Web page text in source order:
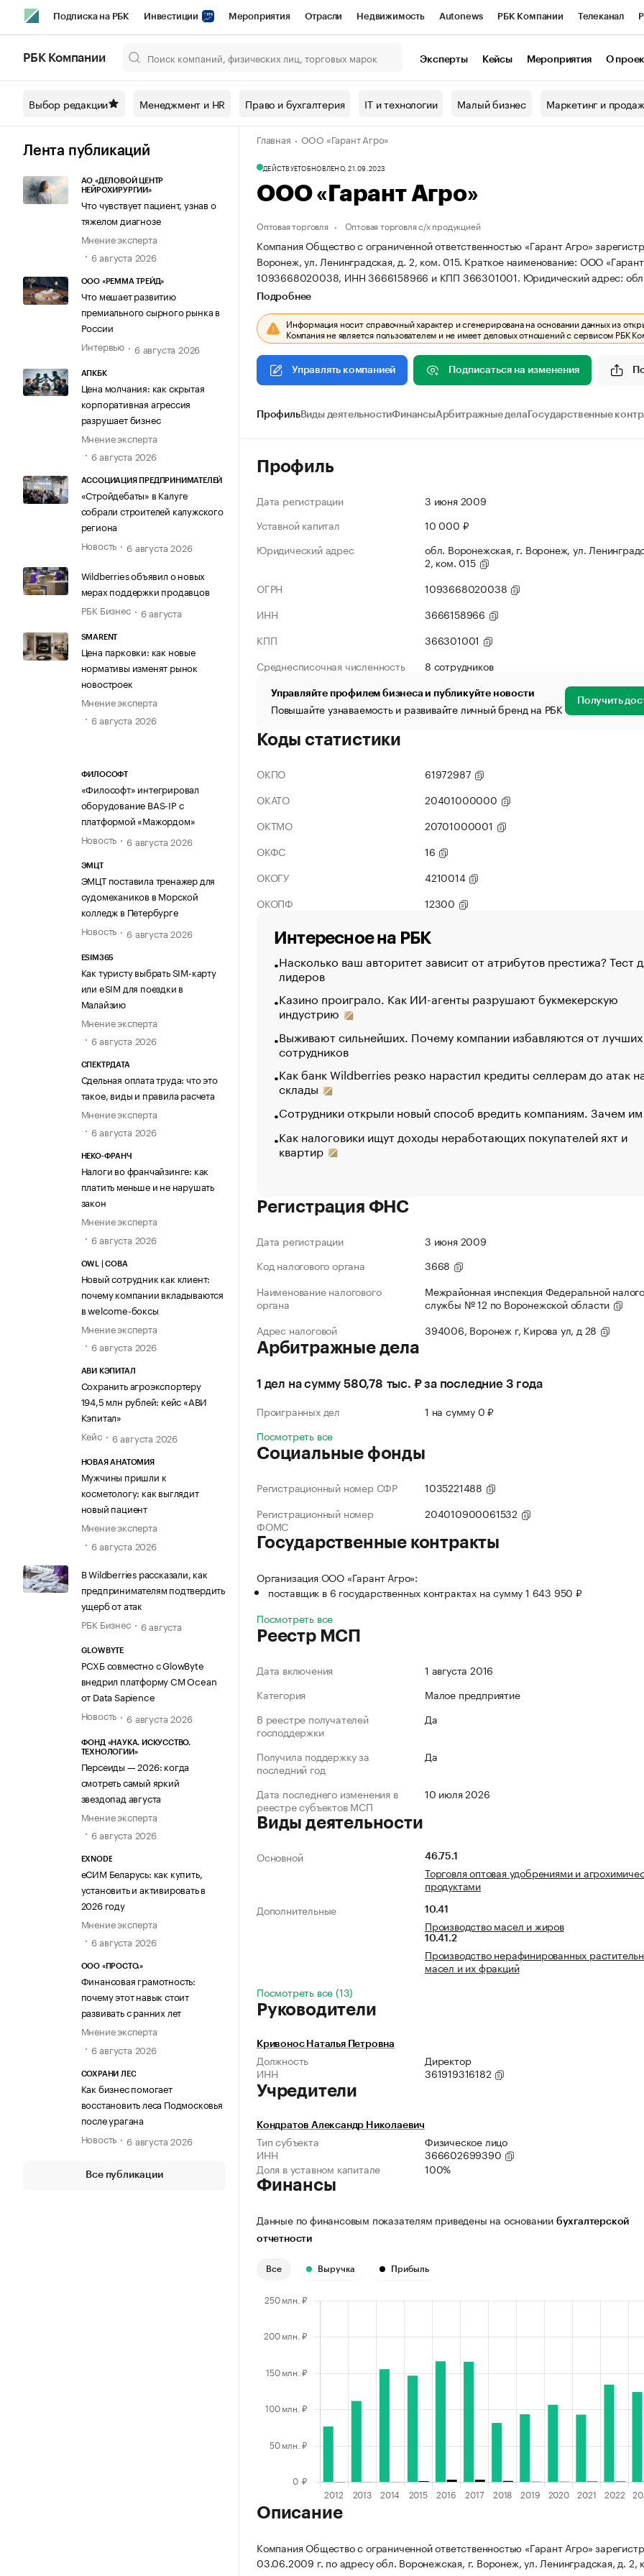
Подписка на РБК Инвестиции Мероприятия Отрасли Недвижимость Autonews РБК Компании Телеканал
Спецпроекты СПб Конференции СПб Спецпроекты Проверка контрагентов
Технологии и медиа Рынок наличной валюты
РБК Компании Эксперты Кейсы Мероприятия О
Выбор редакции Менеджмент и HR Право и бухгалтерия IT и технологии Малый бизнес Маркетинг и
Лента публикаций
АО «ДЕЛОВОЙ ЦЕНТР
НЕЙРОХИРУРГИИ»
Что чувствует пациент, узнав о
тяжелом диагнозе
Мнение эксперта
6 августа 2026
ООО «РЕММА ТРЕЙД»
Что мешает развитию
премиального сырного рынка в
России
Интервью
6 августа 2026
АПКБК
Цена молчания: как скрытая
корпоративная агрессия
разрушает бизнес
Мнение эксперта
6 августа 2026
АССОЦИАЦИЯ ПРЕДПРИНИМАТЕЛЕЙ
«Стройдебаты» в Калуге
собрали строителей калужского
региона
Новость
6 августа 2026
Wildberries объявил о новых
мерах поддержки продавцов
РБК Бизнес
6 августа
SMARENT
Цена парковки: как новые
нормативы изменят рынок
новостроек
Мнение эксперта
6 августа 2026
ФИЛОСОФТ
«Философт» интегрировал
оборудование BAS-IP с
платформой «Мажордом»
Новость
6 августа 2026
ЭМЦТ
ЭМЦТ поставила тренажер для
судомехаников в Морской
колледж в Петербурге
Новость
6 августа 2026
ESIM365
Как туристу выбрать SIM-карту
или eSIM для поездки в
Малайзию
Мнение эксперта
6 августа 2026
СПЕКТРДАТА
Сдельная оплата труда: что это
такое, виды и правила расчета
Мнение эксперта
6 августа 2026
НЕКО-ФРАНЧ
Налоги во франчайзинге: как
платить меньше и не нарушать
закон
Мнение эксперта
6 августа 2026
OWL | СОВА
Новый сотрудник как клиент:
почему компании вкладываются
в welcome-боксы
Мнение эксперта
6 августа 2026
АВИ КЭПИТАЛ
Сохранить агроэкспортеру
194,5 млн рублей: кейс «АВИ
Кэпитал»
Кейс
6 августа 2026
НОВАЯ АНАТОМИЯ
Мужчины пришли к
косметологу: как выглядит
новый пациент
Мнение эксперта
6 августа 2026
В Wildberries рассказали, как
предпринимателям подтвердить
ущерб от атак
РБК Бизнес
6 августа
GLOWBYTE
РСХБ совместно с GlowByte
внедрил платформу CM Ocean
от Data Sapience
Новость
6 августа 2026
ФОНД «НАУКА. ИСКУССТВО.
ТЕХНОЛОГИИ»
Персеиды — 2026: когда
смотреть самый яркий
звездопад августа
Мнение эксперта
6 августа 2026
EXNODE
еСИМ Беларусь: как купить,
установить и активировать в
2026 году
Мнение эксперта
6 августа 2026
ООО «ПРОСТО.»
Финансовая грамотность:
почему этот навык стоит
развивать с ранних лет
Мнение эксперта
6 августа 2026
СОХРАНИ ЛЕС
Как бизнес помогает
восстановить леса Подмосковья
после урагана
Новость
6 августа 2026
Все публикации
Главная ООО «Гарант Агро»
ДЕЙСТВУЕТОБНОВЛЕНО, 21.09.2023
ООО «Гарант Агро»
Оптовая торговля Оптовая торговля с/х продукцией
Компания Общество с ограниченной ответственностью «Гарант Агро»
Воронеж, ул. Ленинградская, д. 2, ком. 015. Краткое наименование: ООО
1093668020038, ИНН 3666158966 и КПП 366301001. Юридический адрес:
Подробнее
Информация носит справочный характер и сгенерирована на основании данных из
Компания не является пользователем и не имеет деловых отношений с сервисом РБК
Управлять компанией Подписаться на изменения
ПрофильВиды деятельностиФинансыАрбитражные дела Государственные
Профиль
Дата регистрации
3 июня 2009
Уставной капитал
10 000 ₽
Юридический адрес
обл. Воронежская, г. Воронеж, ул.
2, ком. 015
ОГРН
1093668020038
ИНН
3666158966
КПП
366301001
Среднесписочная численность
8 сотрудников
Управляйте профилем бизнеса и публикуйте новости
Повышайте узнаваемость и развивайте личный бренд на РБК Получить
Коды статистики
ОКПО
61972987
ОКАТО
20401000000
ОКТМО
20701000001
ОКФС
16
ОКОГУ
4210014
ОКОПФ
12300
Интересное на РБК
Насколько ваш авторитет зависит от атрибутов престижа? Тест
лидеров
Казино проиграло. Как ИИ-агенты разрушают букмекерскую
индустрию
Выживают сильнейших. Почему компании избавляются от лучших
сотрудников
Как банк Wildberries резко нарастил кредиты селлерам до атак
склады
Сотрудники открыли новый способ вредить компаниям. Зачем
Как налоговики ищут доходы неработающих покупателей яхт и
квартир
Регистрация ФНС
Дата регистрации
3 июня 2009
Код налогового органа
3668
Наименование налогового
органа
Межрайонная инспекция Федеральной
службы № 12 по Воронежской области
Адрес налоговой
394006, Воронеж г, Кирова ул, д 28
Арбитражные дела
1 дел на сумму 580,78 тыс. ₽ за последние 3 года
Проигранных дел
1 на сумму 0 ₽
Посмотреть все
Социальные фонды
Регистрационный номер СФР
1035221488
Регистрационный номер
ФОМС
204010900061532
Государственные контракты
Организация ООО «Гарант Агро»:
поставщик в 6 государственных контрактах на сумму 1 643 950 ₽
Посмотреть все
Реестр МСП
Дата включения
1 августа 2016
Категория
Малое предприятие
В реестре получателей
господдержки
Да
Получила поддержку за
последний год
Да
Дата последнего изменения в
реестре субъектов МСП
10 июля 2026
Виды деятельности
Основной 46.75.1
Торговля оптовая удобрениями и
продуктами
Дополнительные
10.41
Производство масел и жиров
10.41.2
Производство нерафинированных
масел и их фракций
Посмотреть все (13)
Руководители
Кривонос Наталья Петровна
Должность
Директор
ИНН
361919316182
Учредители
Кондратов Александр Николаевич
Тип субъекта
Физическое лицо
ИНН
366602699390
Доля в уставном капитале
100%
Финансы
Данные по финансовым показателям приведены на основании бухгалтерской
отчетности
Все Выручка Прибыль
Описание
Компания Общество с ограниченной ответственностью «Гарант Агро»
03.06.2009 г. по адресу обл. Воронежская, г. Воронеж, ул. Ленинградская, д. 2,